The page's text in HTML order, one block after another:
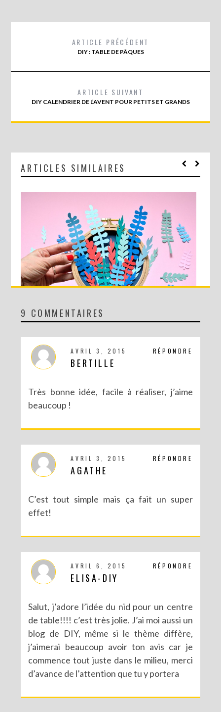
ARTICLE PRÉCÉDENT
DIY : TABLE DE PÂQUES
ARTICLE SUIVANT
DIY CALENDRIER DE L’AVENT POUR PETITS ET GRANDS
ARTICLES SIMILAIRES
DIY MA FORÊT DE PAPIER
DIY SAINT VALENTIN : UNE CARTE POP-UP QUI BRISE LA GLACE !
DIY – UN CALENDRIER DE L’AVENT TOUT EN IMAGES
9 COMMENTAIRES
RÉPONDRE
AVRIL 3, 2015
BERTILLE
Très bonne idée, facile à réaliser, j’aime
beaucoup !
RÉPONDRE
AVRIL 3, 2015
AGATHE
C’est tout simple mais ça fait un super
effet!
RÉPONDRE
AVRIL 6, 2015
ELISA-DIY
Salut, j’adore l’idée du nid pour un centre
de table!!!! c’est très jolie. J’ai moi aussi un
blog de DIY, même si le thème diffère,
j’aimerai beaucoup avoir ton avis car je
commence tout juste dans le milieu, merci
d’avance de l’attention que tu y portera